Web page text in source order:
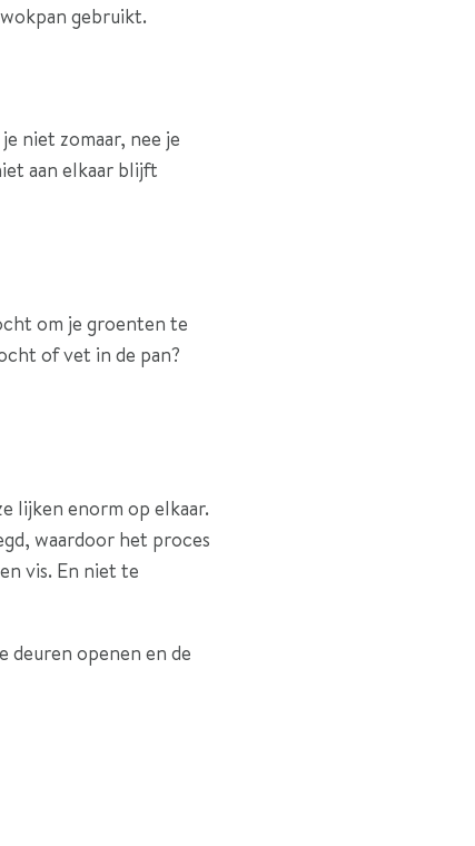
gebruikt.
niet zomaar, nee je
aan elkaar blijft
om je groenten te
of vet in de pan?
lijken enorm op elkaar.
waardoor het proces
vis. En niet te
deuren openen en de